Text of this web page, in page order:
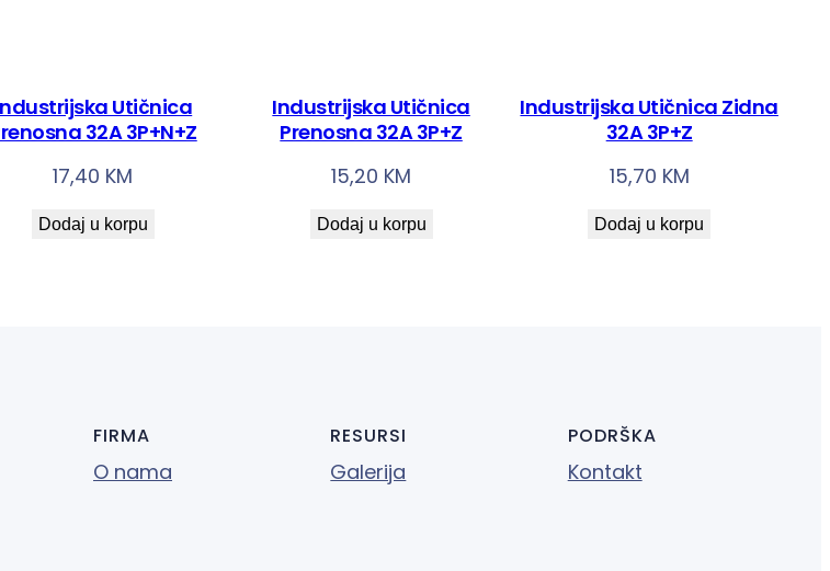
Utičnica
32A 3P+N+Z
17,40 KM
Dodaj u korpu
Industrijska Utičnica
Prenosna 32A 3P+Z
15,20 KM
Dodaj u korpu
Industrijska Utičnica Zidna
32A 3P+Z
15,70 KM
Dodaj u korpu
FIRMA
O nama
RESURSI
Galerija
PODRŠKA
Kontakt